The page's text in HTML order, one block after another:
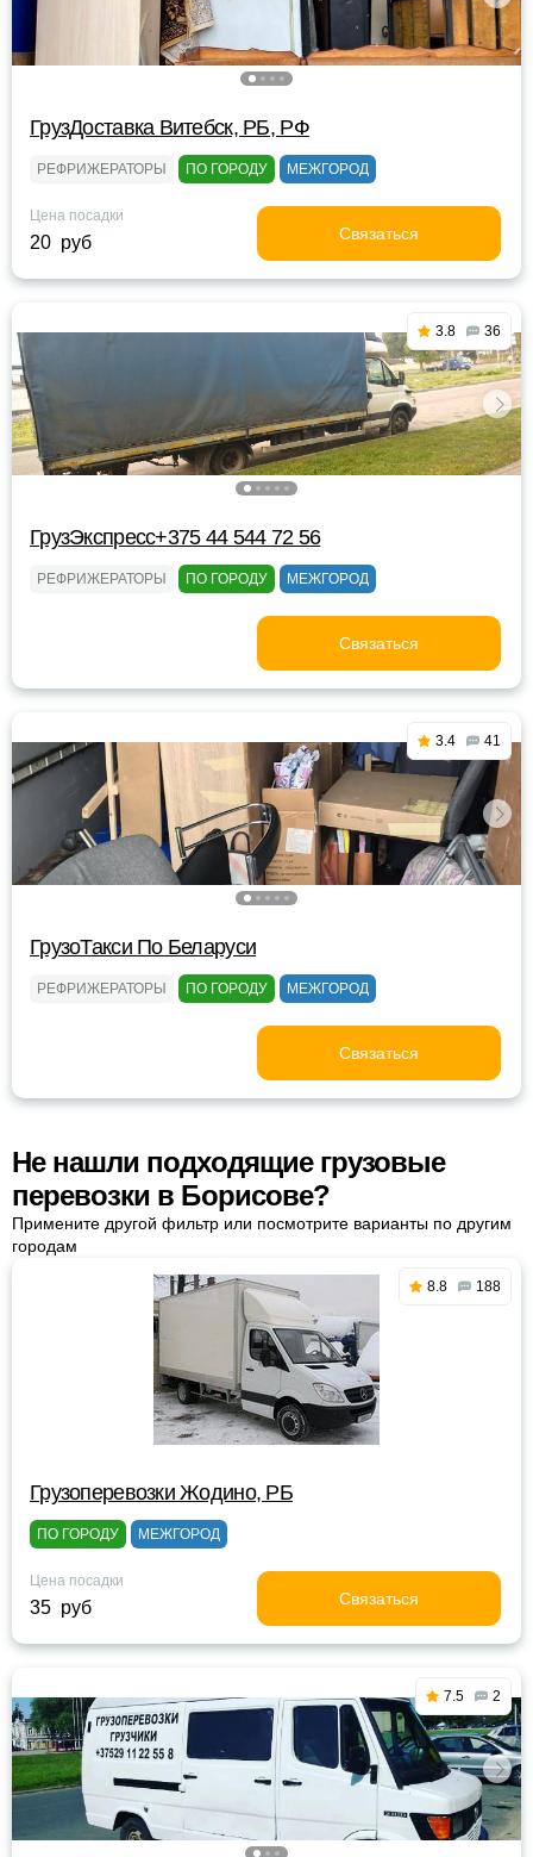
ГрузДоставка Витебск, РБ, РФ
РЕФРИЖЕРАТОРЫ ПО ГОРОДУ МЕЖГОРОД
Цена посадки
20 руб Связаться
3.8 36
ГрузЭкспресс+375 44 544 72 56
РЕФРИЖЕРАТОРЫ ПО ГОРОДУ МЕЖГОРОД
Связаться
3.4 41
ГрузоТакси По Беларуси
РЕФРИЖЕРАТОРЫ ПО ГОРОДУ МЕЖГОРОД
Связаться
Не нашли подходящие грузовые
перевозки в Борисове?
Примените другой фильтр или посмотрите варианты по другим
городам
8.8 188
Грузоперевозки Жодино, РБ
ПО ГОРОДУ МЕЖГОРОД
Цена посадки
35 руб Связаться
7.5 2